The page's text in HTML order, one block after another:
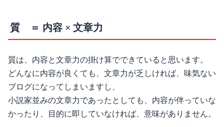
質 ＝ 内容 × 文章力
質は、内容と文章力の掛け算でできていると思います。
どんなに内容が良くても、文章力が乏しければ、味気ない
ブログになってしまいますし、
小説家並みの文章力であったとしても、内容が伴っていな
かったり、目的に即していなければ、意味がありません。